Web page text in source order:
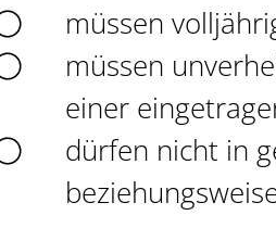
müssen
müssen
einer
dürfen nicht in